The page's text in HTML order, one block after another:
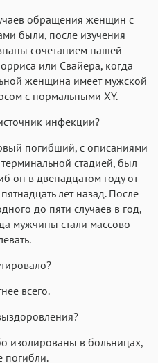
обращения женщин с
были, после изучения
сочетанием нашей
или Свайера, когда
женщина имеет мужской
с нормальными XY.
инфекции?
погибший, с описаниями
стадией, был
он в двенадцатом году от
лет назад. После
до пяти случаев в год,
мужчины стали массово
всего.
изолированы в больницах,
погибли.